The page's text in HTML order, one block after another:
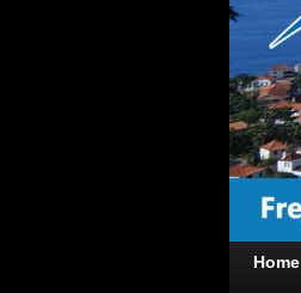
Home